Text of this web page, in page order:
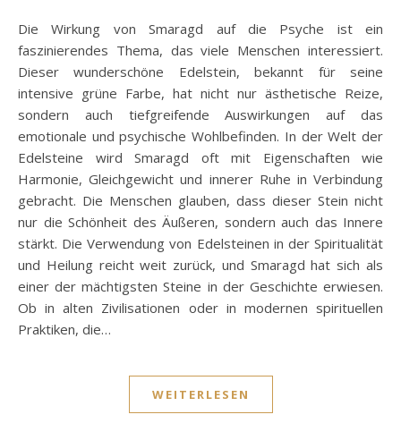
Die Wirkung von Smaragd auf die Psyche ist ein
faszinierendes Thema, das viele Menschen interessiert.
Dieser wunderschöne Edelstein, bekannt für seine
intensive grüne Farbe, hat nicht nur ästhetische Reize,
sondern auch tiefgreifende Auswirkungen auf das
emotionale und psychische Wohlbefinden. In der Welt der
Edelsteine wird Smaragd oft mit Eigenschaften wie
Harmonie, Gleichgewicht und innerer Ruhe in Verbindung
gebracht. Die Menschen glauben, dass dieser Stein nicht
nur die Schönheit des Äußeren, sondern auch das Innere
stärkt. Die Verwendung von Edelsteinen in der Spiritualität
und Heilung reicht weit zurück, und Smaragd hat sich als
einer der mächtigsten Steine in der Geschichte erwiesen.
Ob in alten Zivilisationen oder in modernen spirituellen
Praktiken, die…
WEITERLESEN